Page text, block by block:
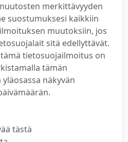
merkittävyyden
suostumuksesi kaikkiin
muutoksiin, jos
sitä edellyttävät.
tietosuojailmoitus on
tämän
näkyvän
tästä